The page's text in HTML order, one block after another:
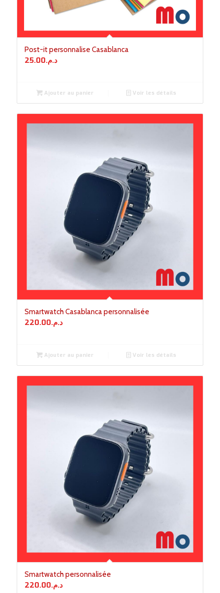
Post-it personnalise Casablanca
د.م.25.00
Ajouter au panier Voir les détails
Smartwatch Casablanca personnalisée
د.م.220.00
Ajouter au panier Voir les détails
Smartwatch personnalisée
د.م.220.00